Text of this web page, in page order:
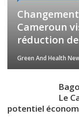
Cameroun
réduction
Green And Health
Le
potentiel